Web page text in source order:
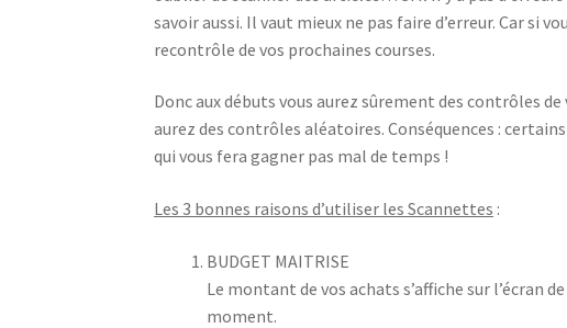
savoir aussi. Il vaut mieux ne pas faire d’erreur. Car si
recontrôle de vos prochaines courses.
Donc aux débuts vous aurez sûrement des contrôles de
aurez des contrôles aléatoires. Conséquences :
qui vous fera gagner pas mal de temps !
Les 3 bonnes raisons d’utiliser les Scannettes :
BUDGET MAITRISE
Le montant de vos achats s’affiche sur l’écran
moment.